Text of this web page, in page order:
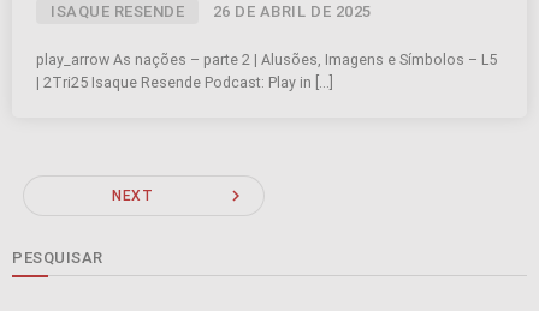
ISAQUE RESENDE 26 DE ABRIL DE 2025
play_arrow As nações – parte 2 | Alusões, Imagens e Símbolos – L5
| 2Tri25 Isaque Resende Podcast: Play in […]
NEXT navigate_next
PESQUISAR